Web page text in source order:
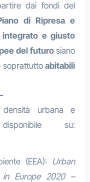
dai fondi del
di Ripresa e
integrato e giusto
del futurosiano
soprattuttoabitabili
densità urbana e
su:
(EEA): Urban
in Europe 2020 –